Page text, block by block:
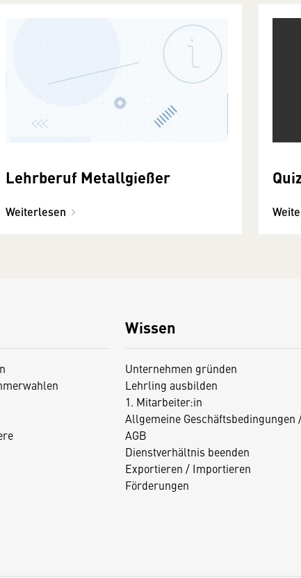
Lehrberuf Metallgießer
Weiterlesen
Wissen
Unternehmen gründen
Lehrling ausbilden
1. Mitarbeiter:in
Allgemeine Geschäftsbedingungen
AGB
Dienstverhältnis beenden
Exportieren / Importieren
Förderungen